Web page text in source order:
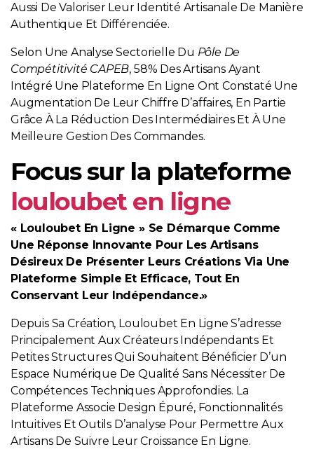
Aussi De Valoriser Leur Identité Artisanale De Manière
Authentique Et Différenciée.
Selon Une Analyse Sectorielle Du Pôle De
Compétitivité CAPEB, 58% Des Artisans Ayant
Intégré Une Plateforme En Ligne Ont Constaté Une
Augmentation De Leur Chiffre D’affaires, En Partie
Grâce À La Réduction Des Intermédiaires Et À Une
Meilleure Gestion Des Commandes.
Focus sur la plateforme
louloubet en ligne
« Louloubet En Ligne » Se Démarque Comme
Une Réponse Innovante Pour Les Artisans
Désireux De Présenter Leurs Créations Via Une
Plateforme Simple Et Efficace, Tout En
Conservant Leur Indépendance.»
Depuis Sa Création, Louloubet En Ligne S’adresse
Principalement Aux Créateurs Indépendants Et
Petites Structures Qui Souhaitent Bénéficier D’un
Espace Numérique De Qualité Sans Nécessiter De
Compétences Techniques Approfondies. La
Plateforme Associe Design Épuré, Fonctionnalités
Intuitives Et Outils D’analyse Pour Permettre Aux
Artisans De Suivre Leur Croissance En Ligne.